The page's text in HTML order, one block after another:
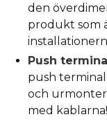
den
produkt som
Push
push
och
med kablarna!